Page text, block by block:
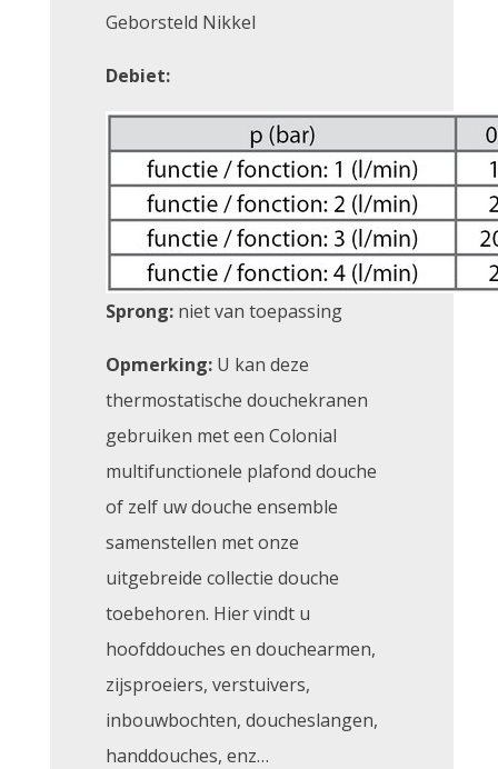
Geborsteld Nikkel
Debiet:
Sprong: niet van toepassing
Opmerking: U kan deze
thermostatische douchekranen
gebruiken met een Colonial
multifunctionele plafond douche
of zelf uw douche ensemble
samenstellen met onze
uitgebreide collectie douche
toebehoren. Hier vindt u
hoofddouches en douchearmen,
zijsproeiers, verstuivers,
inbouwbochten, doucheslangen,
handdouches, enz…